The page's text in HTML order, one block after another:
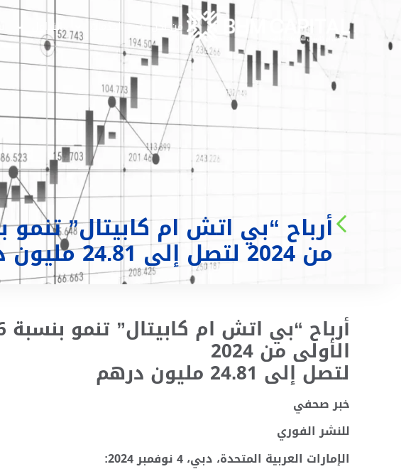
من نحن الخدمات التداول
من 2024 لتصل إلى 24.81 مليون درهم
الأولى من 2024
لتصل إلى 24.81 مليون درهم
خبر صحفي
للنشر الفوري
الإمارات العربية المتحدة، دبي، 4 نوفمبر 2024: